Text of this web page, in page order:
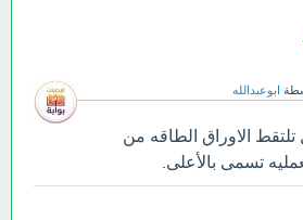
ابوعبدالله
الاوراق الطاقه من
تسمى بالأعلى.